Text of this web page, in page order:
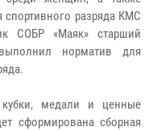
разряда КМС
СОБР «Маяк» старший
норматив для
медали и ценные
сформирована сборная